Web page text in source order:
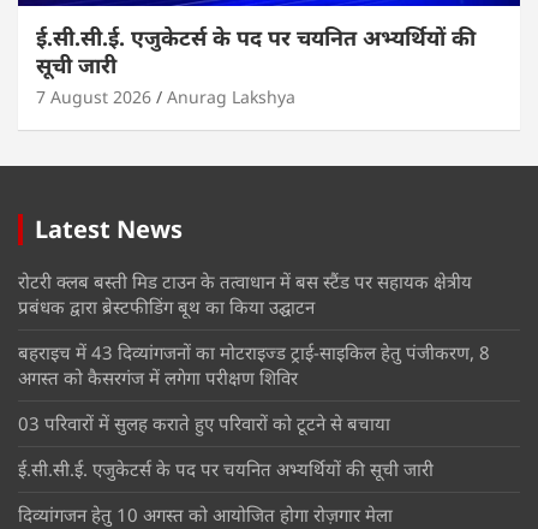
ई.सी.सी.ई. एजुकेटर्स के पद पर चयनित अभ्यर्थियों की
सूची जारी
7 August 2026 Anurag Lakshya
Latest News
रोटरी क्लब बस्ती मिड टाउन के तत्वाधान में बस स्टैंड पर सहायक क्षेत्रीय
प्रबंधक द्वारा ब्रेस्टफीडिंग बूथ का किया उद्घाटन
बहराइच में 43 दिव्यांगजनों का मोटराइज्ड ट्राई-साइकिल हेतु पंजीकरण, 8
अगस्त को कैसरगंज में लगेगा परीक्षण शिविर
03 परिवारों में सुलह कराते हुए परिवारों को टूटने से बचाया
ई.सी.सी.ई. एजुकेटर्स के पद पर चयनित अभ्यर्थियों की सूची जारी
दिव्यांगजन हेतु 10 अगस्त को आयोजित होगा रोज़गार मेला